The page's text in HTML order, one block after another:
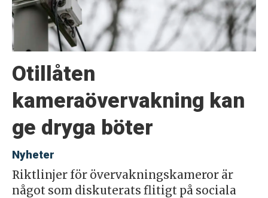
Otillåten
kameraövervakning kan
ge dryga böter
Nyheter
Riktlinjer för övervakningskameror är
något som diskuterats flitigt på sociala